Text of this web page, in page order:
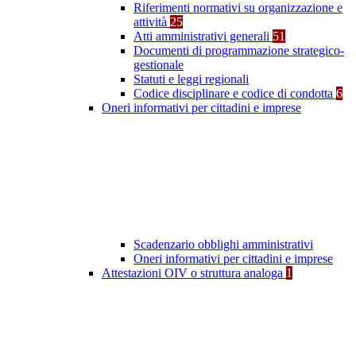
Riferimenti normativi su organizzazione e
attività 25
Atti amministrativi generali 51
Documenti di programmazione strategico-
gestionale
Statuti e leggi regionali
Codice disciplinare e codice di condotta 6
Oneri informativi per cittadini e imprese
Scadenzario obblighi amministrativi
Oneri informativi per cittadini e imprese
Attestazioni OIV o struttura analoga 1